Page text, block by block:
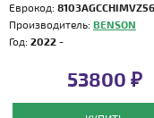
Еврокод: 8103AGCCHIMVZ56
Производитель: BENSON
Год: 2022 -
53800 ₽